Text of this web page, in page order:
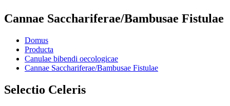
Cannae Sacchariferae/Bambusae Fistulae
Domus
Producta
Canulae bibendi oecologicae
Cannae Sacchariferae/Bambusae Fistulae
Selectio Celeris